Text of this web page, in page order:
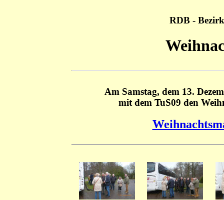
RDB -
Am Samstag, dem 13.
mit dem TuS09 den